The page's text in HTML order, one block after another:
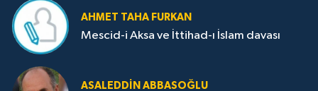
AHMET TAHA FURKAN
Mescid-i Aksa ve İttihad-ı İslam davası
ASALEDDIN ABBASOĞLU